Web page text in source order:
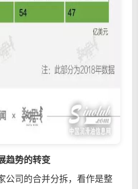
趋势的转变
司的合并分拆，看作是整